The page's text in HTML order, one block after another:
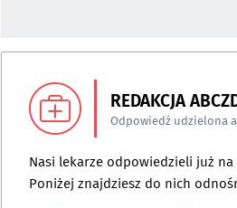
REDAKCJA
Odpowiedź udzielona
Nasi lekarze odpowiedzieli już
Poniżej znajdziesz do nich